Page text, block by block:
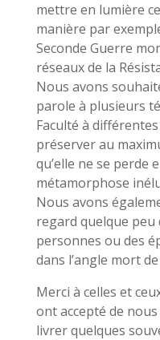
mettre en lumière
manière par
Seconde Guerre
réseaux de la
Nous avons
parole à plusieurs
Faculté à
préserver au
qu’elle ne se perde
métamorphose
Nous avons
regard quelque peu
personnes ou des
dans l’angle mort
Merci à celles et
ont accepté de nous
livrer quelques